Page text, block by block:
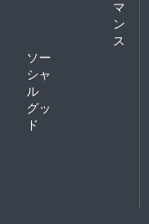
マ
ン
ス
ソー
シャ
ル
グッ
ド